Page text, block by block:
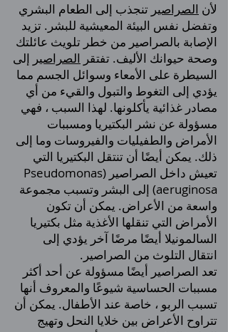
لأن الصراصير تنجذب إلى الطعام البشري
وتفضل نفس البيئة المعيشية للبشر. تزيد
الإصابة بالصراصير من خطر تلويث عائلتك
وصحة حيوانك الأليف. تفتقر الصراصير إلى
السيطرة على الأمعاء وسوائل الجسم مما
يؤدي إلى التغوط والتبول والقيء من أي
مصادر غذائية يأكلونها. لهذا السبب ، فهي
مسؤولة عن نشر البكتيريا ومسببات
الأمراض والطفيليات والفيروسات وما إلى
ذلك. يمكن أيضًا أن تنتقل البكتيريا التي
تعيش داخل الصراصير (Pseudomonas
aeruginosa) إلى البشر وتسبب مجموعة
واسعة من الأعراض. يمكن أن تكون
الأمراض التي تنقلها الأغذية مثل بكتيريا
السالمونيلا أيضًا مرضًا آخر يؤدي إلى
انتقال التلوث من الصراصير.
تعد الصراصير أيضًا مسؤولة عن أحد أكثر
مسببات الحساسية شيوعًا والمعروف أنها
تسبب الربو ، خاصة عند الأطفال. يمكن أن
تتراوح الأعراض بين خلايا النحل وتهيج